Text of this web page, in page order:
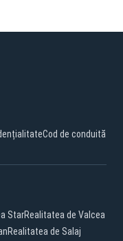
Cod de conduită
StarRealitatea de Valcea
Realitatea de Salaj